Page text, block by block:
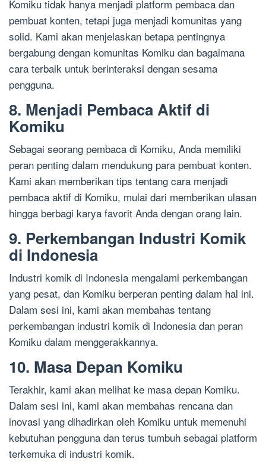
Komiku tidak hanya menjadi platform pembaca dan
pembuat konten, tetapi juga menjadi komunitas yang
solid. Kami akan menjelaskan betapa pentingnya
bergabung dengan komunitas Komiku dan bagaimana
cara terbaik untuk berinteraksi dengan sesama
pengguna.
8. Menjadi Pembaca Aktif di
Komiku
Sebagai seorang pembaca di Komiku, Anda memiliki
peran penting dalam mendukung para pembuat konten.
Kami akan memberikan tips tentang cara menjadi
pembaca aktif di Komiku, mulai dari memberikan ulasan
hingga berbagi karya favorit Anda dengan orang lain.
9. Perkembangan Industri Komik
di Indonesia
Industri komik di Indonesia mengalami perkembangan
yang pesat, dan Komiku berperan penting dalam hal ini.
Dalam sesi ini, kami akan membahas tentang
perkembangan industri komik di Indonesia dan peran
Komiku dalam menggerakkannya.
10. Masa Depan Komiku
Terakhir, kami akan melihat ke masa depan Komiku.
Dalam sesi ini, kami akan membahas rencana dan
inovasi yang dihadirkan oleh Komiku untuk memenuhi
kebutuhan pengguna dan terus tumbuh sebagai platform
terkemuka di industri komik.